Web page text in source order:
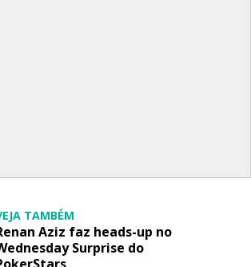
TAMBÉM
Aziz faz heads-up no
Surprise do